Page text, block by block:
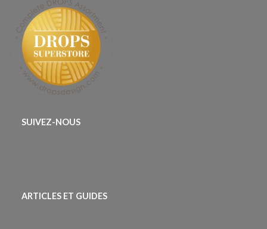
SUIVEZ-NOUS
ARTICLES ET GUIDES